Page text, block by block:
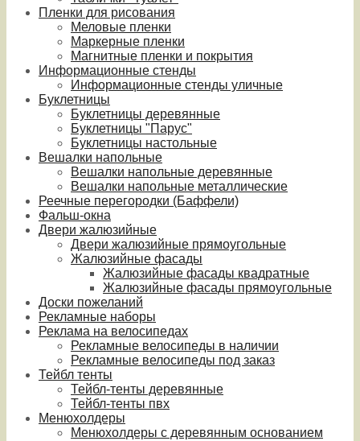
Пленки для рисования
Меловые пленки
Маркерные пленки
Магнитные пленки и покрытия
Информационные стенды
Информационные стенды уличные
Буклетницы
Буклетницы деревянные
Буклетницы "Парус"
Буклетницы настольные
Вешалки напольные
Вешалки напольные деревянные
Вешалки напольные металлические
Реечные перегородки (Баффели)
Фальш-окна
Двери жалюзийные
Двери жалюзийные прямоугольные
Жалюзийные фасады
Жалюзийные фасады квадратные
Жалюзийные фасады прямоугольные
Доски пожеланий
Рекламные наборы
Реклама на велосипедах
Рекламные велосипеды в наличии
Рекламные велосипеды под заказ
Тейбл тенты
Тейбл-тенты деревянные
Тейбл-тенты пвх
Менюхолдеры
Менюхолдеры с деревянным основанием